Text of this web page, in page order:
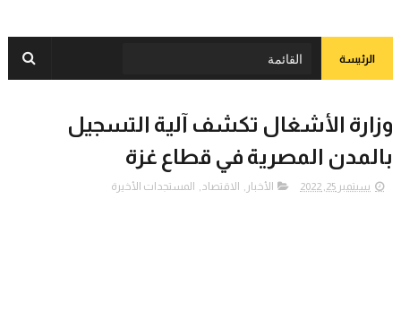
الرئيسة
وزارة الأشغال تكشف آلية التسجيل
بالمدن المصرية في قطاع غزة
سبتمبر 25, 2022 الأخبار , الاقتصاد, المستجدات الأخيرة